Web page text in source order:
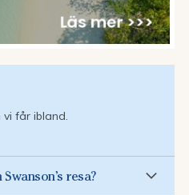
får ibland.
resa?